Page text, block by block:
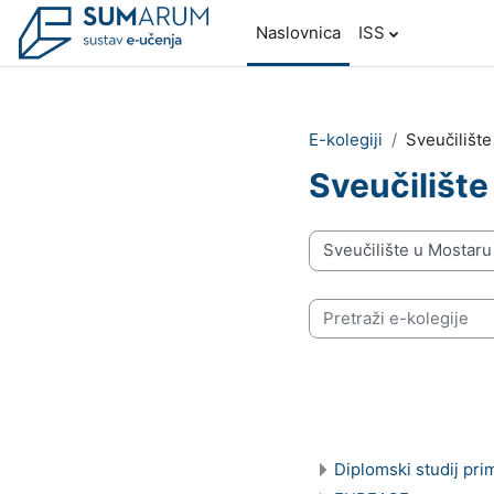
Preskoči na sadržaj
Naslovnica
ISS
E-kolegiji
Popis e-kolegija
Pretraži e-kolegije
Diplomski studij